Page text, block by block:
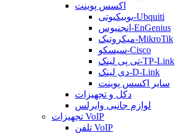
اکسس پوینت
یوبیکیوتی-Ubquiti
انجنیوس-EnGenius
میکروتیک-MikroTik
سیسکو-Cisco
تی پی لینک-TP-Link
دی لینک-D-Link
سایر اکسس پوینت
دکل و تجهیزات
لوازم جانبی وایرلس
تجهیزات VoIP
تلفن VoIP